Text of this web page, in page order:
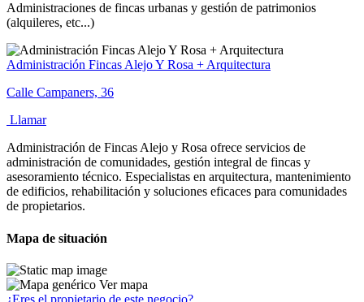
Administraciones de fincas urbanas y gestión de patrimonios
(alquileres, etc...)
Administración Fincas Alejo Y Rosa + Arquitectura
Calle Campaners, 36
Llamar
Administración de Fincas Alejo y Rosa ofrece servicios de
administración de comunidades, gestión integral de fincas y
asesoramiento técnico. Especialistas en arquitectura, mantenimiento
de edificios, rehabilitación y soluciones eficaces para comunidades
de propietarios.
Mapa de situación
Ver mapa
¿Eres el propietario de este negocio?